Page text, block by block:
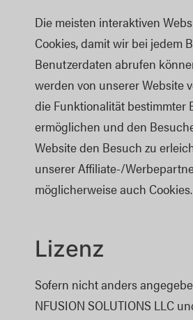
Die meisten interaktiven
Cookies, damit wir bei jedem
Benutzerdaten abrufen
werden von unserer Website
die Funktionalität bestimmter
ermöglichen und den
Website den Besuch zu
unserer Affiliate-/
möglicherweise auch Cookies.
Lizenz
Sofern nicht anders
NFUSION SOLUTIONS LLC